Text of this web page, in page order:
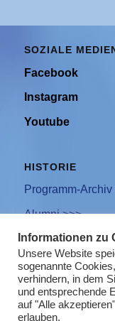
SOZIALE
Facebook
Instagram
Youtube
HISTORIE
Programm-Archiv
Alumni >>>
Newsletter Anmeldung
Impressum
Informationen zu
Unsere Website
sogenannte
verhindern, in dem
und entsprechende
auf "Alle
erlauben.